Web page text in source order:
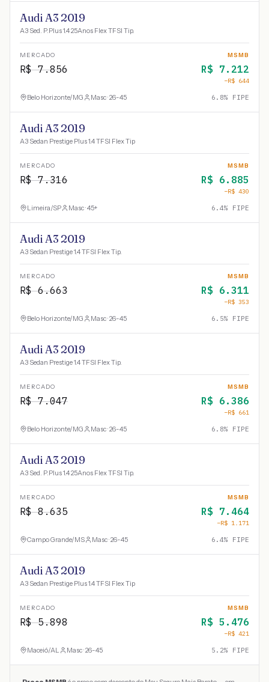
Audi A3 2019
A3 Sed. P.Plus 1.4 25Anos Flex TFSI Tip.
MERCADO
R$7.856
MSMB
R$ 7.212
−R$ 644
Belo Horizonte/MG Masc · 26-45 6.8% FIPE
Audi A3 2019
A3 Sedan Prestige Plus 1.4 TFSI Flex Tip
MERCADO
R$7.316
MSMB
R$ 6.885
−R$ 430
Limeira/SP Masc · 45+ 6.4% FIPE
Audi A3 2019
A3 Sedan Prestige 1.4 TFSI Flex Tip.
MERCADO
R$6.663
MSMB
R$ 6.311
−R$ 353
Belo Horizonte/MG Masc · 26-45 6.5% FIPE
Audi A3 2019
A3 Sedan Prestige 1.4 TFSI Flex Tip.
MERCADO
R$7.047
MSMB
R$ 6.386
−R$ 661
Belo Horizonte/MG Masc · 26-45 6.8% FIPE
Audi A3 2019
A3 Sed. P.Plus 1.4 25Anos Flex TFSI Tip.
MERCADO
R$8.635
MSMB
R$ 7.464
−R$ 1.171
Campo Grande/MS Masc · 26-45 6.4% FIPE
Audi A3 2019
A3 Sedan Prestige Plus 1.4 TFSI Flex Tip
MERCADO
R$5.898
MSMB
R$ 5.476
−R$ 421
Maceió/AL Masc · 26-45 5.2% FIPE